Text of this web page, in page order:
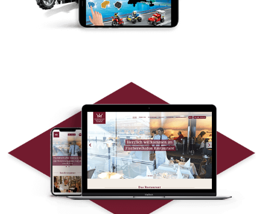
Fischereihafen
Restaurant - Website
Redesign